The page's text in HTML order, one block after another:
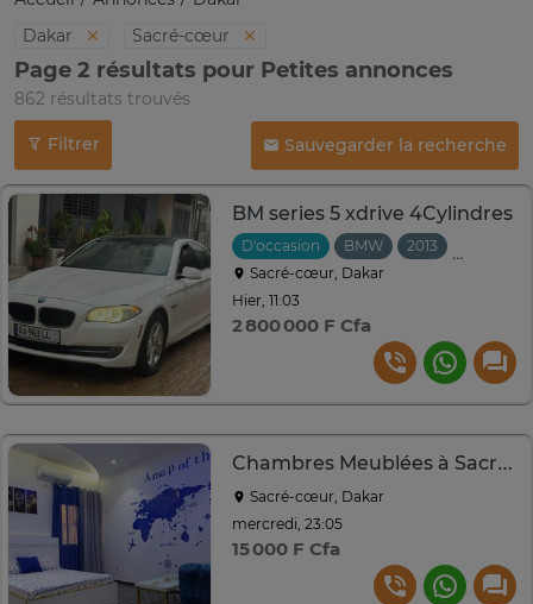
Dakar
Sacré-cœur
Page 2 résultats pour Petites annonces
862 résultats trouvés
Filtrer Sauvegarder la recherche
BM series 5 xdrive 4Cylindres
D'occasion BMW 2013
Sacré-cœur, Dakar
Hier, 11:03
2 800 000 F Cfa
Chambres Meublées à Sacré-Coeur
Sacré-cœur, Dakar
mercredi, 23:05
15 000 F Cfa